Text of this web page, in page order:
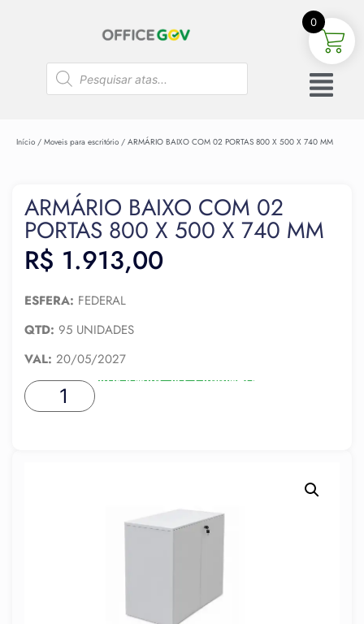
Início / Moveis para escritório / ARMÁRIO BAIXO COM 02 PORTAS 800 X 500 X 740 MM
ARMÁRIO BAIXO COM 02
PORTAS 800 X 500 X 740 MM
R$ 1.913,00
ESFERA: FEDERAL
QTD: 95 UNIDADES
VAL: 20/05/2027
ADICIONAR AO CARRINHO
0